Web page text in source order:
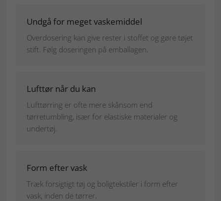
Undgå for meget vaskemiddel
Overdosering kan give rester i stoffet og gøre tøjet
stift. Følg doseringen på emballagen.
Lufttør når du kan
Lufttørring er ofte mere skånsom end
tørretumbling, især for elastiske materialer og
undertøj.
Form efter vask
Træk forsigtigt tøj og boligtekstiler i form efter
vask, inden de tørrer.